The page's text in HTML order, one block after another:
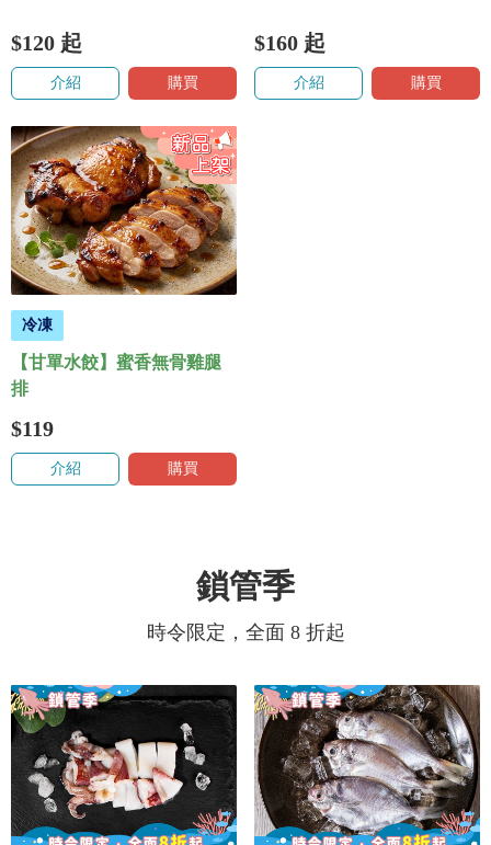
$120 起
介紹 購買
$160 起
介紹 購買
冷凍
【甘單水餃】蜜香無骨雞腿
排
$119
介紹 購買
鎖管季
時令限定，全面 8 折起